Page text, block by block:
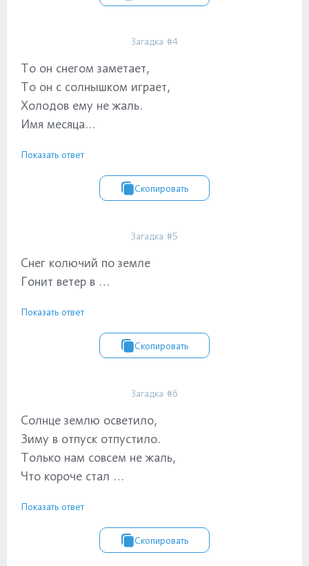
Загадка #4
То он снегом заметает,
То он с солнышком играет,
Холодов ему не жаль.
Имя месяца...
Показать ответ
Скопировать
Загадка #5
Снег колючий по земле
Гонит ветер в …
Показать ответ
Скопировать
Загадка #6
Солнце землю осветило,
Зиму в отпуск отпустило.
Только нам совсем не жаль,
Что короче стал …
Показать ответ
Скопировать